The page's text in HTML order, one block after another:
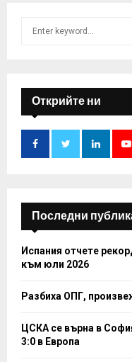
f
o
:
Открийте ни
Последни
Испания отчете
към юли 2026
Разбиха ОПГ,
ЦСКА се върна в
3:0 в Европа